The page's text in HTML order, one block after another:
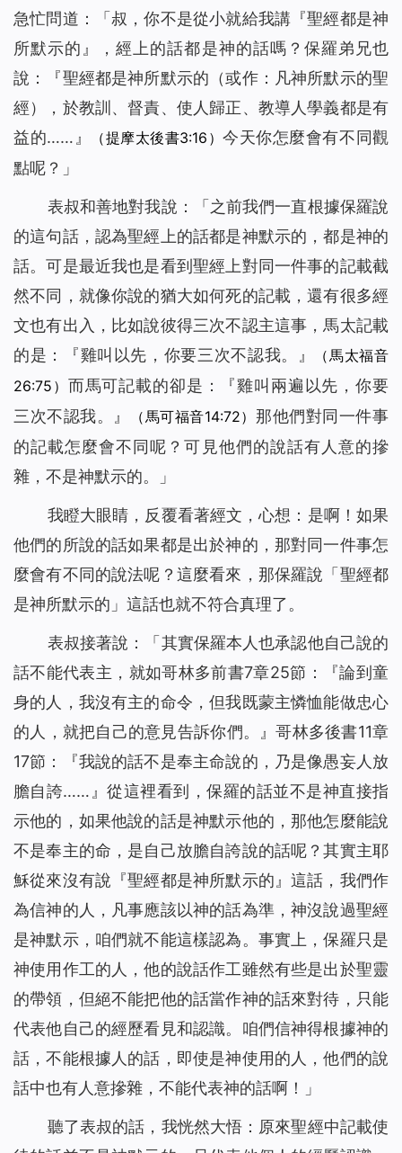
急忙問道：「叔，你不是從小就給我講『聖經都是神
所默示的』，經上的話都是神的話嗎？保羅弟兄也
說：『聖經都是神所默示的（或作：凡神所默示的聖
經），於教訓、督責、使人歸正、教導人學義都是有
益的……』
（提摩太後書3:16）今天你怎麼會有不同觀
點呢？」
表叔和善地對我說：「之前我們一直根據保羅說
的這句話，認為聖經上的話都是神默示的，都是神的
話。可是最近我也是看到聖經上對同一件事的記載截
然不同，就像你說的猶大如何死的記載，還有很多經
文也有出入，比如說彼得三次不認主這事，馬太記載
的是：『雞叫以先，你要三次不認我。 』
（馬太福音
26:75） 而馬可記載的卻是：『雞叫兩遍以先，你要
三次不認我。
』 （馬可福音14:72）那他們對同一件事
的記載怎麼會不同呢？可見他們的說話有人意的摻
雜，不是神默示的。」
我瞪大眼睛，反覆看著經文，心想：是啊！如果
他們的所說的話如果都是出於神的，那對同一件事怎
麼會有不同的說法呢？這麼看來，那保羅說「聖經都
是神所默示的」這話也就不符合真理了。
表叔接著說：「其實保羅本人也承認他自己說的
話不能代表主，就如哥林多前書7章25節：『論到童
身的人，我沒有主的命令，但我既蒙主憐恤能做忠心
的人，就把自己的意見告訴你們。』哥林多後書11章
17節：『我說的話不是奉主命說的，乃是像愚妄人放
膽自誇……』從這裡看到，保羅的話並不是神直接指
示他的，如果他說的話是神默示他的，那他怎麼能說
不是奉主的命，是自己放膽自誇說的話呢？其實主耶
穌從來沒有說『聖經都是神所默示的』這話，我們作
為信神的人，凡事應該以神的話為準，神沒說過聖經
是神默示，咱們就不能這樣認為。事實上，保羅只是
神使用作工的人，他的說話作工雖然有些是出於聖靈
的帶領，但絕不能把他的話當作神的話來對待，只能
代表他自己的經歷看見和認識。咱們信神得根據神的
話，不能根據人的話，即使是神使用的人，他們的說
話中也有人意摻雜，不能代表神的話啊！」
聽了表叔的話，我恍然大悟：原來聖經中記載使